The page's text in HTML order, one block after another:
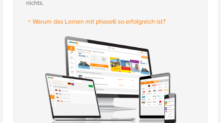
nichts.
Warum das Lernen mit phase6 so erfolgreich ist?